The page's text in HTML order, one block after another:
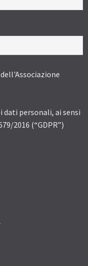
personali, ai sensi
2016 (“GDPR”)